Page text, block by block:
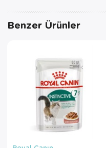
Benzer Ürünler